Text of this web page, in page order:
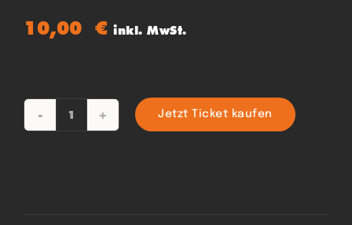
10,00€ inkl. MwSt.
RETRO
Jetzt Ticket kaufen